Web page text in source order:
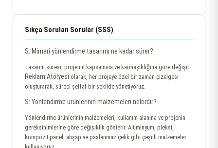
Sıkça Sorulan Sorular (SSS)
S: Mimari yönlendirme tasarımı ne kadar sürer?
Tasarım süresi, projenin kapsamına ve karmaşıklığına göre değişir.
Reklam Atölyesi olarak, her projeye özel bir zaman çizelgesi
oluşturarak, süreci şeffaf bir şekilde yönetiyoruz.
S: Yönlendirme ürünlerinin malzemeleri nelerdir?
Yönlendirme ürünlerinin malzemeleri, kullanım alanına ve projenin
gereksinimlerine göre değişiklik gösterir. Alüminyum, pleksi,
kompozit panel, ahşap ve paslanmaz çelik gibi çeşitli malzemeler